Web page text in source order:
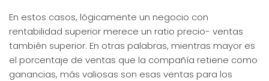
En estos casos, lógicamente un negocio con
rentabilidad superior merece un ratio precio- ventas
también superior. En otras palabras, mientras mayor es
el porcentaje de ventas que la compañía retiene como
ganancias, más valiosas son esas ventas para los